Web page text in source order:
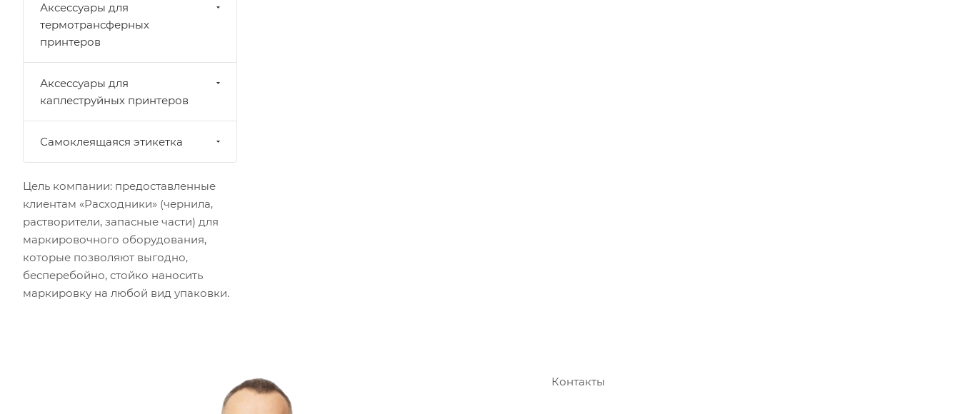
Аксессуары для
термотрансферных
принтеров
Аксессуары для
каплеструйных принтеров
Самоклеящаяся этикетка
Цель компании: предоставленные
клиентам «Расходники» (чернила,
растворители, запасные части) для
маркировочного оборудования,
которые позволяют выгодно,
бесперебойно, стойко наносить
маркировку на любой вид упаковки.
Контакты